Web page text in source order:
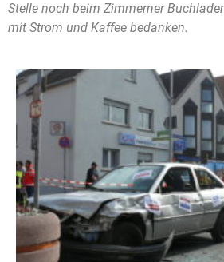
Stelle noch beim Zimmerner
mit Strom und Kaffee bedanken.